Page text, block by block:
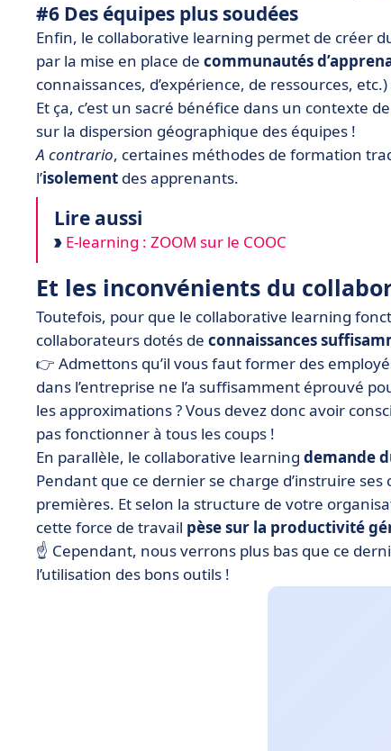
#6 Des équipes plus soudées
Enfin, le collaborative learning permet de créer
par la mise en place de communautés
connaissances, d’expérience, de ressources, etc.)
Et ça, c’est un sacré bénéfice dans un contexte
sur la dispersion géographique des équipes !
A contrario, certaines méthodes de formation
l’isolement des apprenants.
Lire aussi
E-learning : ZOOM sur le COOC
Et les inconvénients du
Toutefois, pour que le collaborative learning
collaborateurs dotés de connaissances
👉 Admettons qu’il vous faut former des
dans l’entreprise ne l’a suffisamment éprouvé
les approximations ? Vous devez donc avoir
pas fonctionner à tous les coups !
En parallèle, le collaborative learning demande
Pendant que ce dernier se charge d’instruire
premières. Et selon la structure de votre
cette force de travail pèse sur la productivité
☝️ Cependant, nous verrons plus bas que ce
l’utilisation des bons outils !